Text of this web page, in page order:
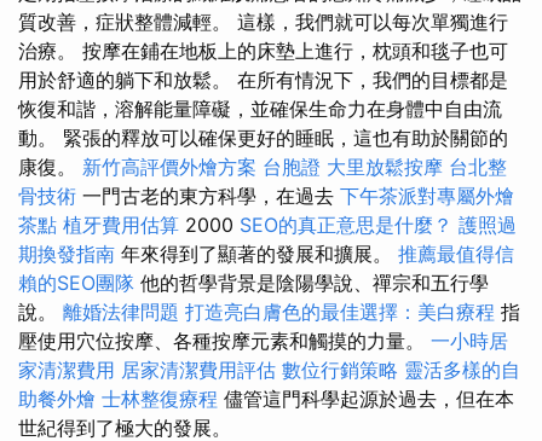
質改善，症狀整體減輕。 這樣，我們就可以每次單獨進行
治療。 按摩在鋪在地板上的床墊上進行，枕頭和毯子也可
用於舒適的躺下和放鬆。 在所有情況下，我們的目標都是
恢復和諧，溶解能量障礙，並確保生命力在身體中自由流
動。 緊張的釋放可以確保更好的睡眠，這也有助於關節的
康復。 新竹高評價外燴方案 台胞證 大里放鬆按摩 台北整
骨技術 一門古老的東方科學，在過去 下午茶派對專屬外燴
茶點 植牙費用估算 2000 SEO的真正意思是什麼？ 護照過
期換發指南 年來得到了顯著的發展和擴展。 推薦最值得信
賴的SEO團隊 他的哲學背景是陰陽學說、禪宗和五行學
說。 離婚法律問題 打造亮白膚色的最佳選擇：美白療程 指
壓使用穴位按摩、各種按摩元素和觸摸的力量。 一小時居
家清潔費用 居家清潔費用評估 數位行銷策略 靈活多樣的自
助餐外燴 士林整復療程 儘管這門科學起源於過去，但在本
世紀得到了極大的發展。